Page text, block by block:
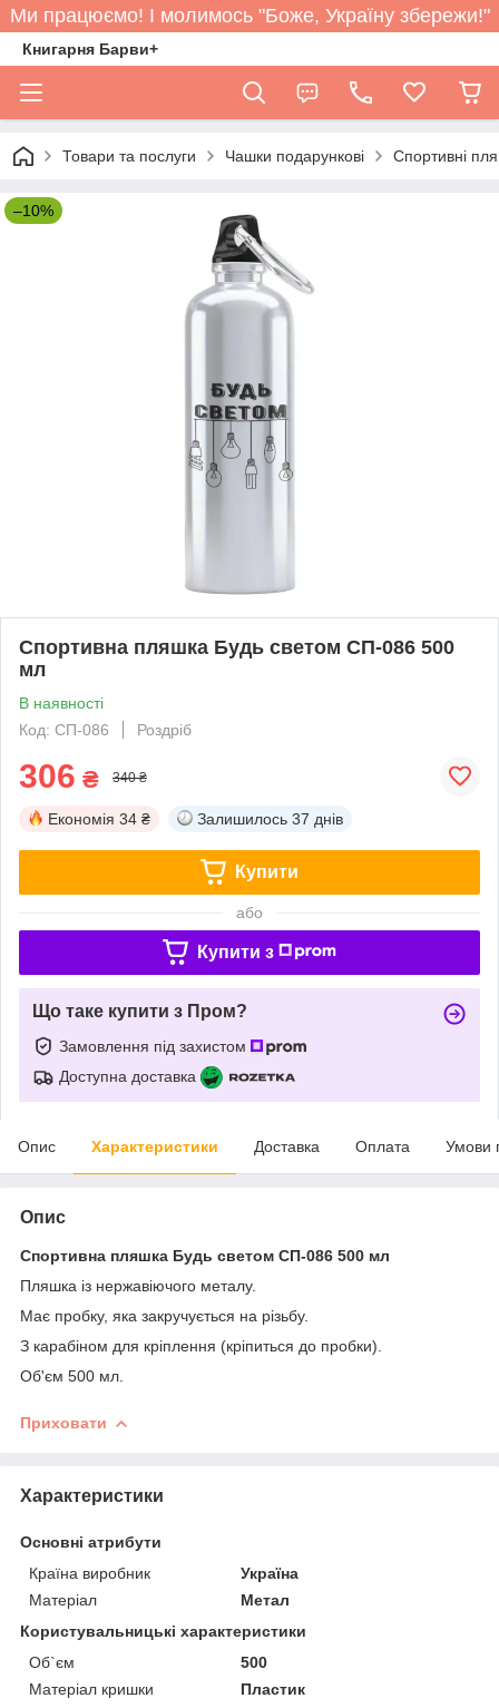
Ми працюємо! І молимось "Боже, Україну збережи!"
Книгарня Барви+
Товари та послуги Чашки подарункові Спортивні
–10%
Спортивна пляшка Будь светом СП-086 500
мл
В наявності
Код: СП-086
Роздріб
306 ₴ 340 ₴
Економія 34 ₴ Залишилось 37 днів
Купити
або
Купити з
Що таке купити з Пром?
Замовлення під захистом
Доступна доставка
Опис Характеристики Доставка Оплата Умови
Опис
Спортивна пляшка Будь светом СП-086 500 мл
Пляшка із нержавіючого металу.
Має пробку, яка закручується на різьбу.
З карабіном для кріплення (кріпиться до пробки).
Об'єм 500 мл.
Приховати
Характеристики
Основні атрибути
Країна виробник
Україна
Матеріал
Метал
Користувальницькі характеристики
Об`єм
500
Матеріал кришки
Пластик